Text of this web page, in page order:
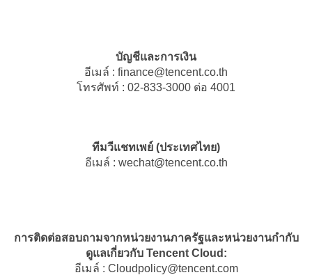
บัญชีและการเงิน
อีเมล์ : finance@tencent.co.th
โทรศัพท์ : 02-833-3000 ต่อ 4001
ทีมวีแชทเพย์ (ประเทศไทย)
อีเมล์ : wechat@tencent.co.th
การติดต่อสอบถามจากหน่วยงานภาครัฐและหน่วยงานกำกับ
ดูแลเกี่ยวกับ Tencent Cloud:
อีเมล์ : Cloudpolicy@tencent.com